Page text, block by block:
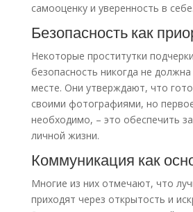
самооценку и уверенность в себе.
Безопасность как
Некоторые проститутки
безопасность никогда не
месте. Они утверждают, что
своими фотографиями, но
необходимо, – это обеспечить
личной жизни.
Коммуникация как
Многие из них отмечают, что
приходят через открытость и